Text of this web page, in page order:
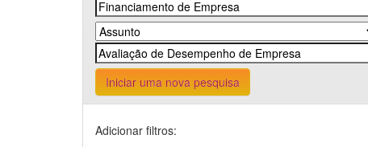
Iniciar uma nova pesquisa
Adicionar filtros: